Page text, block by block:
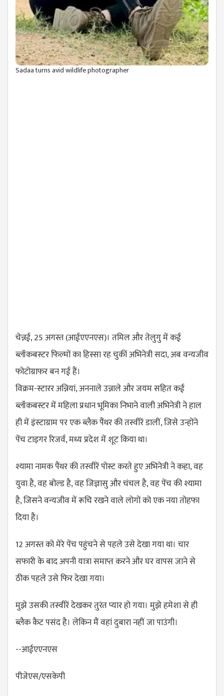
Sadaa turns avid wildlife photographer
चेन्नई, 25 अगस्त (आईएएनएस)। तमिल और तेलुगु में कई
ब्लॉकबस्टर फिल्मों का हिस्सा रह चुकीं अभिनेत्री सदा, अब वन्यजीव
फोटोग्राफर बन गई हैं।
विक्रम-स्टारर अन्नियां, अननाले उन्नाले और जयम सहित कई
ब्लॉकबस्टर में महिला प्रधान भूमिका निभाने वाली अभिनेत्री ने हाल
ही में इंस्टाग्राम पर एक ब्लैक पैंथर की तस्वीरें डालीं, जिसे उन्होंने
पेंच टाइगर रिजर्व, मध्य प्रदेश में शूट किया था।
श्यामा नामक पैंथर की तस्वीरें पोस्ट करते हुए अभिनेत्री ने कहा, वह
युवा है, वह बोल्ड है, वह जिज्ञासु और चंचल है, वह पेंच की श्यामा
है, जिसने वन्यजीव में रूचि रखने वाले लोगों को एक नया तोहफा
दिया है।
12 अगस्त को मेरे पेंच पहुंचने से पहले उसे देखा गया था। चार
सफारी के बाद अपनी यात्रा समाप्त करने और घर वापस जाने से
ठीक पहले उसे फिर देखा गया।
मुझे उसकी तस्वीरें देखकर तुरंत प्यार हो गया। मुझे हमेशा से ही
ब्लैक कैट पसंद है। लेकिन मैं वहां दुबारा नहीं जा पाउंगी।
--आईएएनएस
पीजेएस/एसकेपी